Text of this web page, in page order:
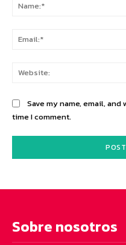
Save my name, email,
time I comment.
Sobre nosotros